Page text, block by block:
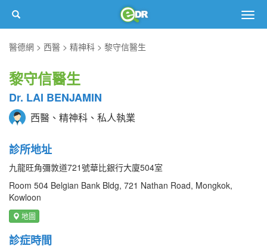
醫德網
西醫 精神科 黎守信醫生
黎守信醫生
Dr. LAI BENJAMIN
西醫、精神科、私人執業
診所地址
九龍旺角彌敦道721號華比銀行大廈504室
Room 504 Belgian Bank Bldg, 721 Nathan Road, Mongkok,
Kowloon
地圖
診症時間